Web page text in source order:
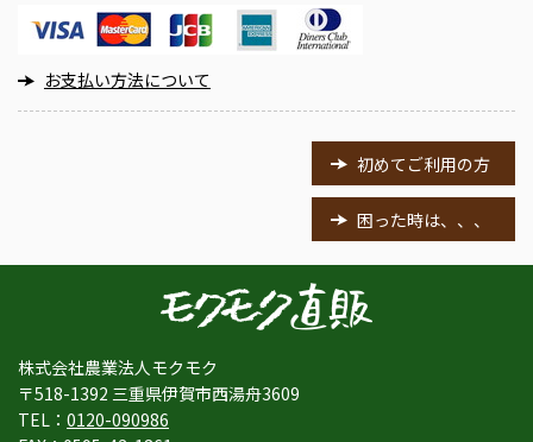
お支払い方法について
初めてご利用の方
困った時は、、、
株式会社農業法人モクモク
〒518-1392 三重県伊賀市西湯舟3609
TEL： 0120-090986